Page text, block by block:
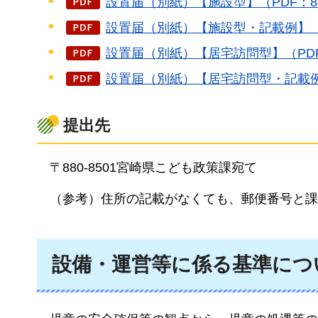
設置届（別紙）【施設型・記載例】
設置届（別紙）【居宅訪問型】（
設置届（別紙）【居宅訪問型・記載
提出先
〒880-8501宮崎県こども政策課宛て
（参考）住所の記載がなくても、郵便番号と
設備・運営等に係る基準に